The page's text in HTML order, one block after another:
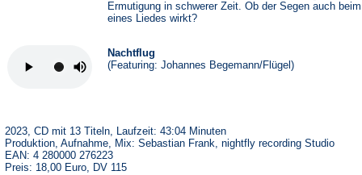
Ermutigung in schwerer Zeit. Ob der Segen auch
eines Liedes wirkt?
Nachtflug
(Featuring: Johannes Begemann/Flügel)
2023, CD mit 13 Titeln, Laufzeit: 43:04 Minuten
Produktion, Aufnahme, Mix: Sebastian Frank, nightfly recording Studio
EAN: 4 280000 276223
Preis: 18,00 Euro, DV 115